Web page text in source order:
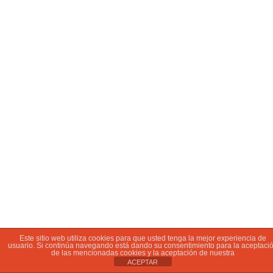
Este sitio web utiliza cookies para que usted tenga la mejor experiencia de
usuario. Si continúa navegando está dando su consentimiento para la
de las mencionadas cookies y la aceptación de nuestra
ACEPTAR